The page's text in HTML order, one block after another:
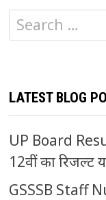
DRIVE
FOR
PWD
Search
for:
LATEST BLOG
UP Board
12वीं का
GSSSB Staff